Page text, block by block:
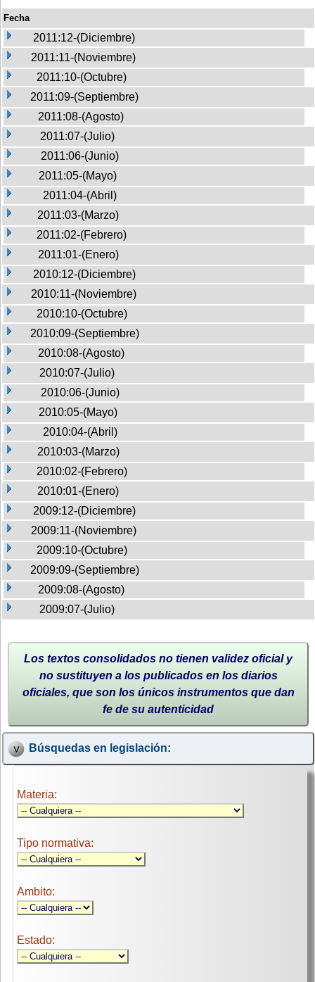
Fecha
2011:12-(Diciembre)
2011:11-(Noviembre)
2011:10-(Octubre)
2011:09-(Septiembre)
2011:08-(Agosto)
2011:07-(Julio)
2011:06-(Junio)
2011:05-(Mayo)
2011:04-(Abril)
2011:03-(Marzo)
2011:02-(Febrero)
2011:01-(Enero)
2010:12-(Diciembre)
2010:11-(Noviembre)
2010:10-(Octubre)
2010:09-(Septiembre)
2010:08-(Agosto)
2010:07-(Julio)
2010:06-(Junio)
2010:05-(Mayo)
2010:04-(Abril)
2010:03-(Marzo)
2010:02-(Febrero)
2010:01-(Enero)
2009:12-(Diciembre)
2009:11-(Noviembre)
2009:10-(Octubre)
2009:09-(Septiembre)
2009:08-(Agosto)
2009:07-(Julio)
Los textos consolidados no tienen validez oficial y
no sustituyen a los publicados en los diarios
oficiales, que son los únicos instrumentos que dan
fe de su autenticidad
Búsquedas en legislación:
Materia:
Tipo normativa:
Ambito:
Estado: